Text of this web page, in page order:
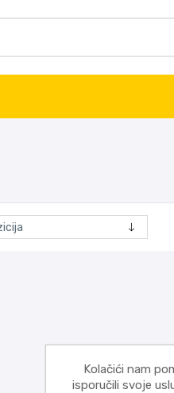
Kolačići nam
isporučili svoje